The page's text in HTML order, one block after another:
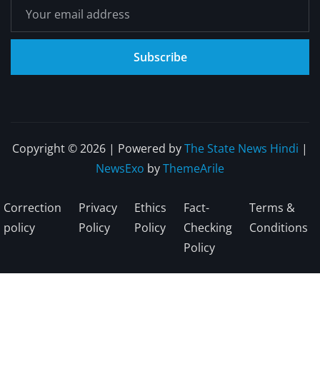
Subscribe
Copyright © 2026 | Powered byThe State News Hindi |
NewsExo byThemeArile
Correction
policy
Privacy
Policy
Ethics
Policy
Fact-
Checking
Policy
Terms &
Conditions